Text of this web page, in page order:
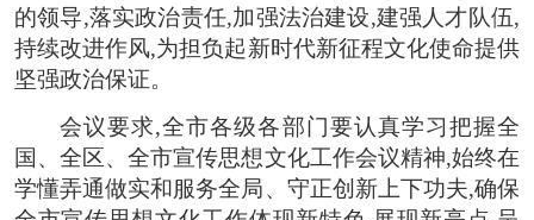
的领导,落实政治责任,加强法治建设,建强人才队伍,
持续改进作风,为担负起新时代新征程文化使命提供
坚强政治保证。
会议要求,全市各级各部门要认真学习把握全
国、全区、全市宣传思想文化工作会议精神,始终在
学懂弄通做实和服务全局、守正创新上下功夫,确保